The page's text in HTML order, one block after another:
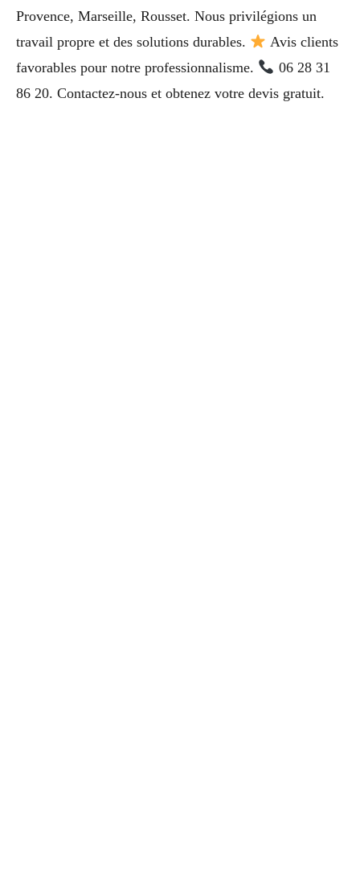
Provence, Marseille, Rousset. Nous privilégions un
travail propre et des solutions durables.
Avis clients
favorables pour notre professionnalisme.
06 28 31
86 20. Contactez-nous et obtenez votre devis gratuit.